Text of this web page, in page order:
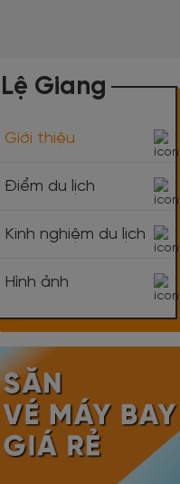
Lệ Giang
Giới thiệu
Điểm du lịch
Kinh nghiệm du lịch
Hình ảnh